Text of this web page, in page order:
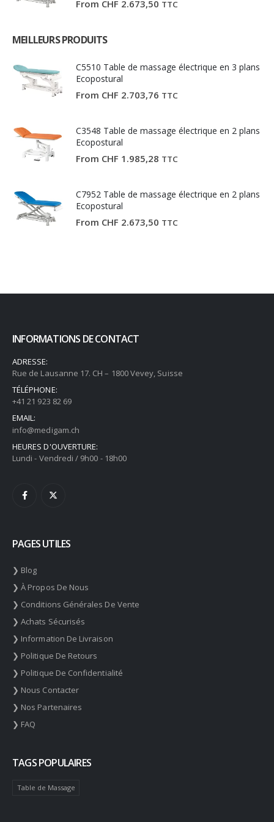
From CHF 2.673,50 TTC
MEILLEURS PRODUITS
C5510 Table de massage électrique en 3 plans
Ecopostural
From CHF 2.703,76 TTC
C3548 Table de massage électrique en 2 plans
Ecopostural
From CHF 1.985,28 TTC
C7952 Table de massage électrique en 2 plans
Ecopostural
From CHF 2.673,50 TTC
INFORMATIONS DE CONTACT
ADRESSE:
Rue de Lausanne 17. CH – 1800 Vevey, Suisse
TÉLÉPHONE:
+41 21 923 82 69
EMAIL:
info@medigam.ch
HEURES D'OUVERTURE:
Lundi - Vendredi / 9h00 - 18h00
PAGES UTILES
❯ Blog
❯ À Propos De Nous
❯ Conditions Générales De Vente
❯ Achats Sécurisés
❯ Information De Livraison
❯ Politique De Retours
❯ Politique De Confidentialité
❯ Nous Contacter
❯ Nos Partenaires
❯ FAQ
TAGS POPULAIRES
Table de Massage